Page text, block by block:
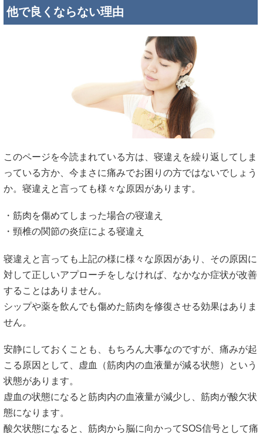
他で良くならない理由
このページを今読まれている方は、寝違えを繰り返してしま
っている方か、今まさに痛みでお困りの方ではないでしょう
か。寝違えと言っても様々な原因があります。
・筋肉を傷めてしまった場合の寝違え
・頸椎の関節の炎症による寝違え
寝違えと言っても上記の様に様々な原因があり、その原因に
対して正しいアプローチをしなければ、なかなか症状が改善
することはありません。
シップや薬を飲んでも傷めた筋肉を修復させる効果はありま
せん。
安静にしておくことも、もちろん大事なのですが、痛みが起
こる原因として、虚血（筋肉内の血液量が減る状態）という
状態があります。
虚血の状態になると筋肉内の血液量が減少し、筋肉が酸欠状
態になります。
酸欠状態になると、筋肉から脳に向かってSOS信号として痛